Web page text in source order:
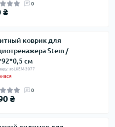
0
₴
коврик для
Stein /
см
st-LKEM-3077
0
₴